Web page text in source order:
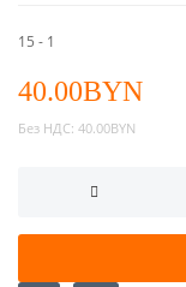
15 - 1
40.00BYN
Без НДС: 40.00BYN